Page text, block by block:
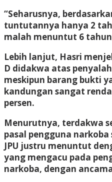
“Seharusnya,
tuntutannya hanya 2
malah menuntut 6
Lebih lanjut, Hasri
D didakwa atas
meskipun barang bukti
kandungan sangat
persen.
Menurutnya, terdakwa
pasal pengguna narkoba
JPU justru menuntut
yang mengacu pada
narkoba, dengan